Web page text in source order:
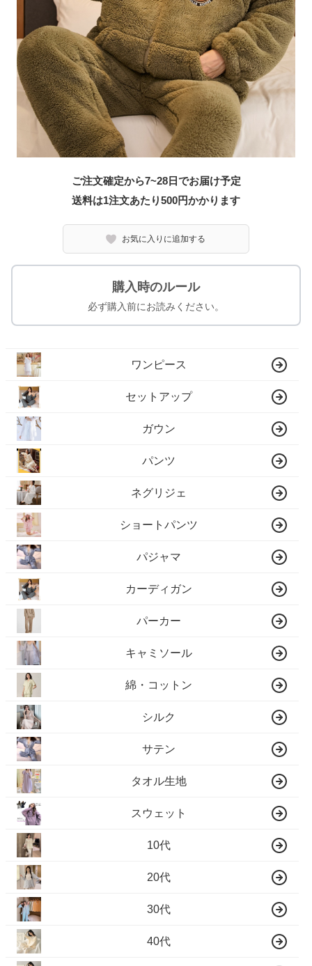
ご注文確定から7~28日でお届け予定
送料は1注文あたり500円かかります
お気に入りに追加する
購入時のルール
必ず購入前にお読みください。
ワンピース
セットアップ
ガウン
パンツ
ネグリジェ
ショートパンツ
パジャマ
カーディガン
パーカー
キャミソール
綿・コットン
シルク
サテン
タオル生地
スウェット
10代
20代
30代
40代